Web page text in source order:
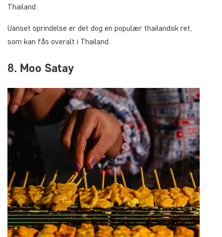
Thailand.
Uanset oprindelse er det dog en populær thailandsk ret,
som kan fås overalt i Thailand.
8. Moo Satay